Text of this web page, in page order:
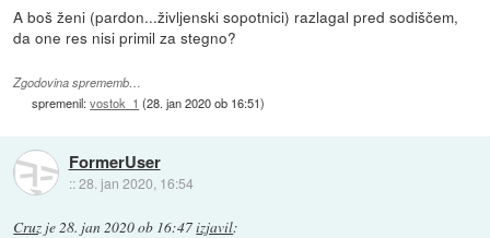
A boš ženi (pardon...življenski sopotnici) razlagal pred sodiščem,
da one res nisi primil za stegno?
Zgodovina sprememb…
spremenil:vostok_1 (28. jan 2020 ob 16:51)
FormerUser
::28. jan 2020, 16:54
Cruz je28. jan 2020 ob 16:47izjavil: